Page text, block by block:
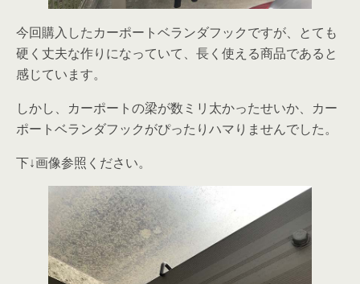
今回購入したカーポートベランダフックですが、とても
硬く丈夫な作りになっていて、長く使える商品であると
感じています。
しかし、カーポートの梁が数ミリ太かったせいか、カー
ポートベランダフックがぴったりハマりませんでした。
下↓画像参照ください。